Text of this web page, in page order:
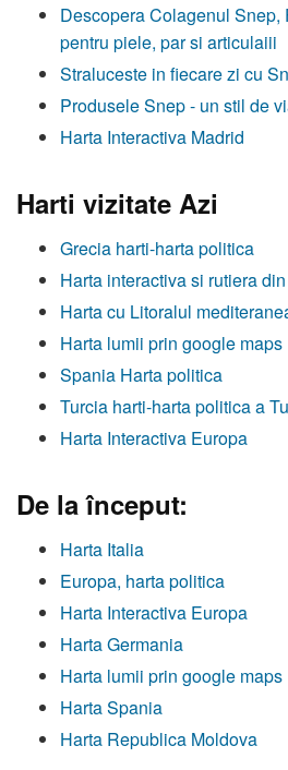
Descopera Colagenul Snep,
pentru piele, par si articulaiii
Straluceste in fiecare zi cu
Produsele Snep - un stil de
Harta Interactiva Madrid
Harti vizitate Azi
Grecia harti-harta politica
Harta interactiva si rutiera
Harta cu Litoralul
Harta lumii prin google maps
Spania Harta politica
Turcia harti-harta politica a
Harta Interactiva Europa
De la început:
Harta Italia
Europa, harta politica
Harta Interactiva Europa
Harta Germania
Harta lumii prin google maps
Harta Spania
Harta Republica Moldova